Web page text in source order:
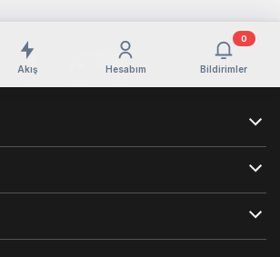
Akış Hesabım Bildirimler
0